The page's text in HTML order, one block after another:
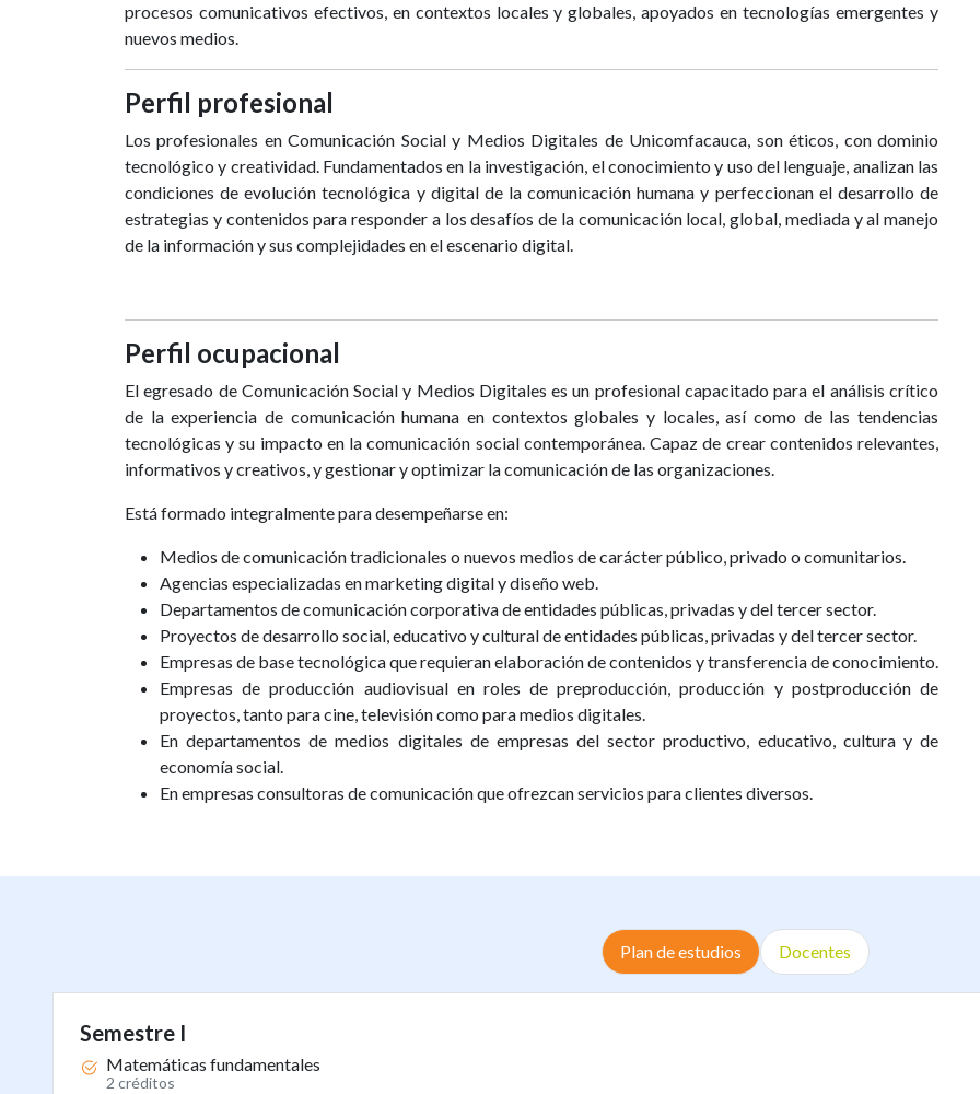
procesos comunicativos efectivos, en contextos locales y globales, apoyados en tecnologías emergentes y
nuevos medios.
Perfil profesional
Los profesionales en Comunicación Social y Medios Digitales de Unicomfacauca, son éticos, con dominio
tecnológico y creatividad. Fundamentados en la investigación, el conocimiento y uso del lenguaje, analizan las
condiciones de evolución tecnológica y digital de la comunicación humana y perfeccionan el desarrollo de
estrategias y contenidos para responder a los desafíos de la comunicación local, global, mediada y al manejo
de la información y sus complejidades en el escenario digital.
Perfil ocupacional
El egresado de Comunicación Social y Medios Digitales es un profesional capacitado para el análisis crítico
de la experiencia de comunicación humana en contextos globales y locales, así como de las tendencias
tecnológicas y su impacto en la comunicación social contemporánea. Capaz de crear contenidos relevantes,
informativos y creativos, y gestionar y optimizar la comunicación de las organizaciones.
Está formado integralmente para desempeñarse en:
Medios de comunicación tradicionales o nuevos medios de carácter público, privado o comunitarios.
Agencias especializadas en marketing digital y diseño web.
Departamentos de comunicación corporativa de entidades públicas, privadas y del tercer sector.
Proyectos de desarrollo social, educativo y cultural de entidades públicas, privadas y del tercer sector.
Empresas de base tecnológica que requieran elaboración de contenidos y transferencia de conocimiento.
Empresas de producción audiovisual en roles de preproducción, producción y postproducción de
proyectos, tanto para cine, televisión como para medios digitales.
En departamentos de medios digitales de empresas del sector productivo, educativo, cultura y de
economía social.
En empresas consultoras de comunicación que ofrezcan servicios para clientes diversos.
Plan de estudios Docentes
Semestre I
Matemáticas fundamentales
2 créditos